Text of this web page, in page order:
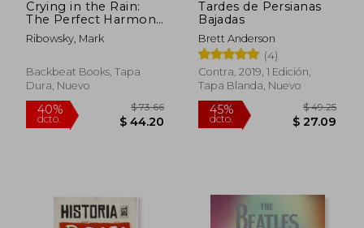
Crying in the Rain:
The Perfect Harmony
and Imperfect Lives
of the Everly
Ribowsky, Mark
Backbeat Books, Tapa
Dura, Nuevo
Tardes de Persianas
Bajadas
Brett Anderson
(4)
Contra, 2019, 1 Edición,
Tapa Blanda, Nuevo